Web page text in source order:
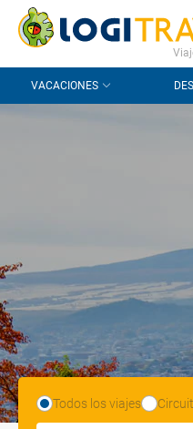
CONTACTO PREGUNTAS
VACACIONES
Todos los viajes